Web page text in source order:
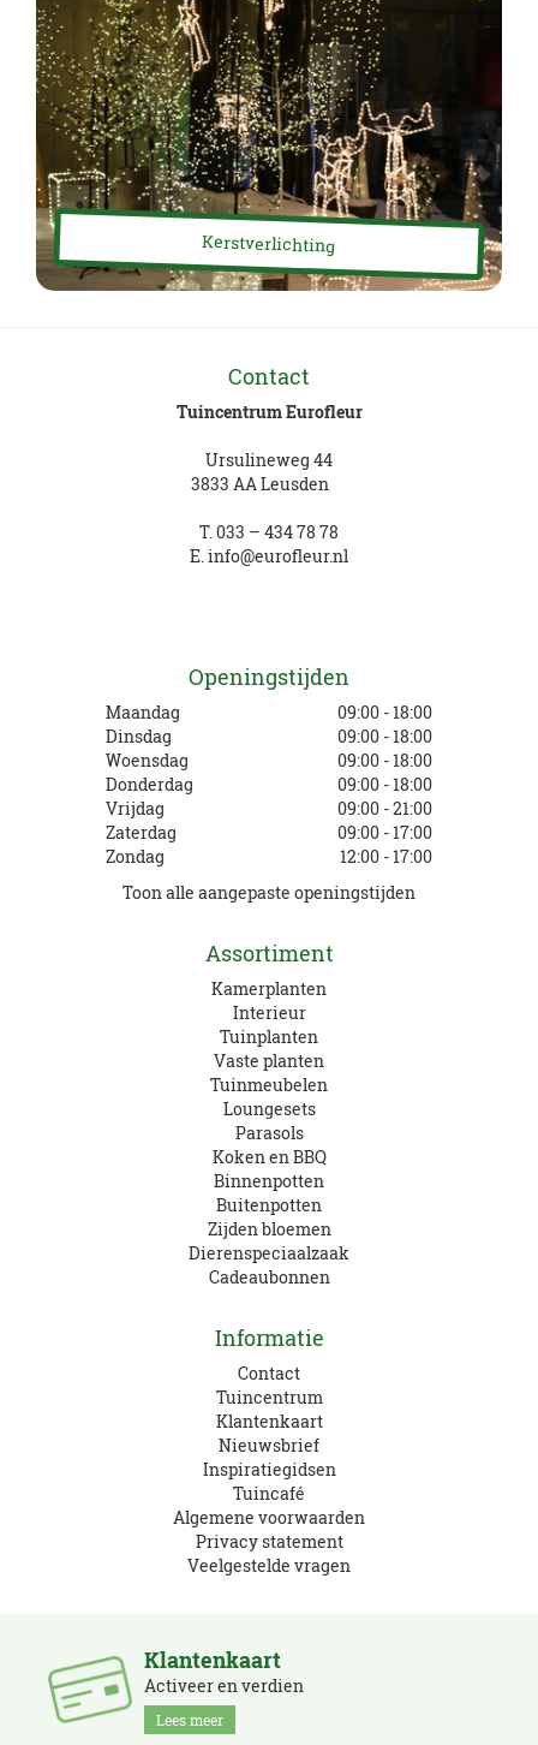
Kerstverlichting
Contact
Tuincentrum Eurofleur
Ursulineweg 44
3833 AA Leusden
T.033 – 434 78 78
E.info@eurofleur.nl
Openingstijden
Maandag
09:00 - 18:00
Dinsdag
09:00 - 18:00
Woensdag
09:00 - 18:00
Donderdag
09:00 - 18:00
Vrijdag
09:00 - 21:00
Zaterdag
09:00 - 17:00
Zondag
12:00 - 17:00
Toon alle aangepaste openingstijden
Assortiment
Kamerplanten
Interieur
Tuinplanten
Vaste planten
Tuinmeubelen
Loungesets
Parasols
Koken en BBQ
Binnenpotten
Buitenpotten
Zijden bloemen
Dierenspeciaalzaak
Cadeaubonnen
Informatie
Contact
Tuincentrum
Klantenkaart
Nieuwsbrief
Inspiratiegidsen
Tuincafé
Algemene voorwaarden
Privacy statement
Veelgestelde vragen
Klantenkaart
Activeer en verdien
Lees meer